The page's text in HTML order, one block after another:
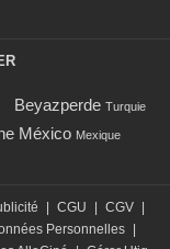
Beyazperde Turquie
México Mexique
CGU CGV
Personnelles